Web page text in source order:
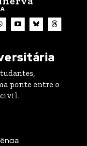
ponte entre o
civil.